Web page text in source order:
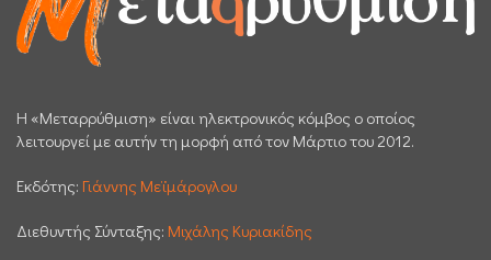
H «Μεταρρύθμιση» είναι ηλεκτρονικός κόμβος ο οποίος
λειτουργεί με αυτήν τη μορφή από τον Μάρτιο του 2012.
Εκδότης: Γιάννης Μεϊμάρογλου
Διεθυντής Σύνταξης: Μιχάλης Κυριακίδης